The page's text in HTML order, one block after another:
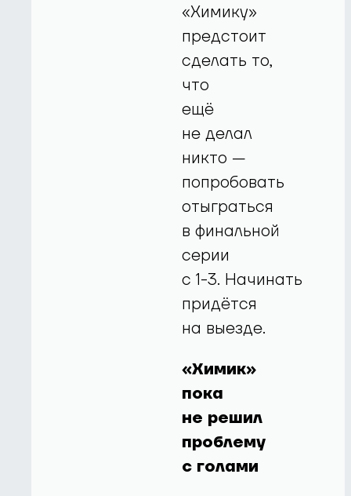
«Химику»
предстоит
сделать то,
что
ещё
не делал
никто —
попробовать
отыграться
в финальной
серии
с1-3. Начинать
придётся
на выезде.
«Химик»
пока
не решил
проблему
с голами